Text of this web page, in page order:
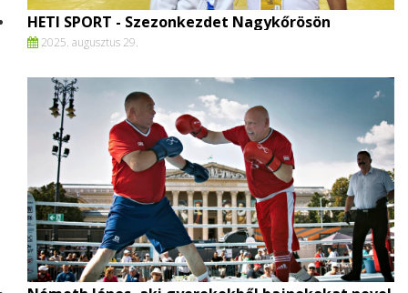
HETI SPORT - Szezonkezdet Nagykőrösön
2025. augusztus 29.